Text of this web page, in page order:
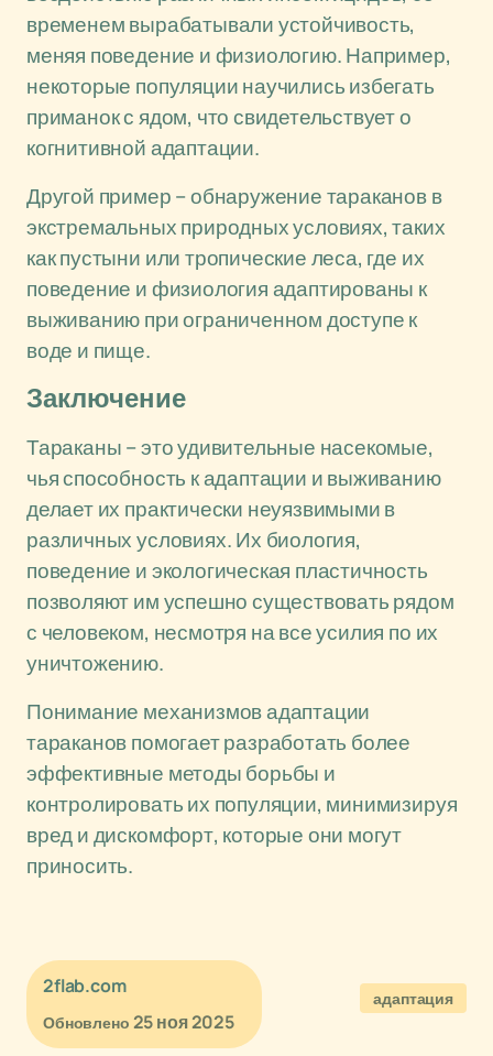
временем вырабатывали устойчивость,
меняя поведение и физиологию. Например,
некоторые популяции научились избегать
приманок с ядом, что свидетельствует о
когнитивной адаптации.
Другой пример – обнаружение тараканов в
экстремальных природных условиях, таких
как пустыни или тропические леса, где их
поведение и физиология адаптированы к
выживанию при ограниченном доступе к
воде и пище.
Заключение
Тараканы – это удивительные насекомые,
чья способность к адаптации и выживанию
делает их практически неуязвимыми в
различных условиях. Их биология,
поведение и экологическая пластичность
позволяют им успешно существовать рядом
с человеком, несмотря на все усилия по их
уничтожению.
Понимание механизмов адаптации
тараканов помогает разработать более
эффективные методы борьбы и
контролировать их популяции, минимизируя
вред и дискомфорт, которые они могут
приносить.
2flab.com
Обновлено 25 ноя 2025
адаптация